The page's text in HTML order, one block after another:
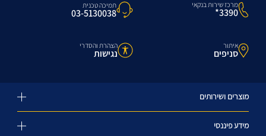
מרכז שירות בנקאי
3390*
תמיכה טכנית
03-5130038
איתור
סניפים
הצהרת והסדרי
נגישות
מוצרים ושירותים
מידע פיננסי